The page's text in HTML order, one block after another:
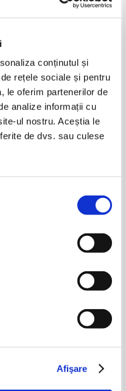
conținutul și
rețele sociale și pentru
le oferim partenerilor de
analize informații cu
ul nostru. Aceștia le
de dvs. sau culese
Afişare
Alexandru Ciolan - Dictionar
roman-spaniol
Pret:10,00Lei 6,50 Lei
Adaugă în coș
George Bogdan - Dictionar
francez-roman. 20.000 de